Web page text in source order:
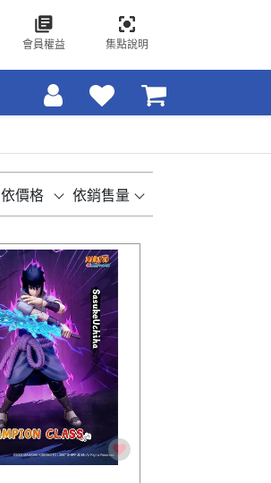
會員權益 集點說明
依價格 依銷售量